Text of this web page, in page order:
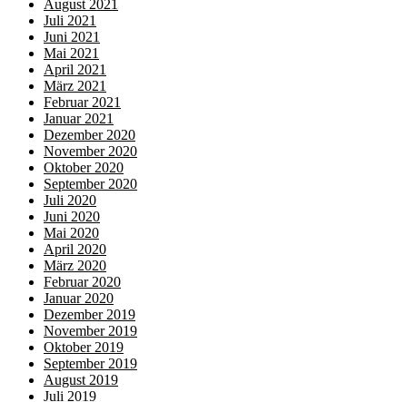
August 2021
Juli 2021
Juni 2021
Mai 2021
April 2021
März 2021
Februar 2021
Januar 2021
Dezember 2020
November 2020
Oktober 2020
September 2020
Juli 2020
Juni 2020
Mai 2020
April 2020
März 2020
Februar 2020
Januar 2020
Dezember 2019
November 2019
Oktober 2019
September 2019
August 2019
Juli 2019